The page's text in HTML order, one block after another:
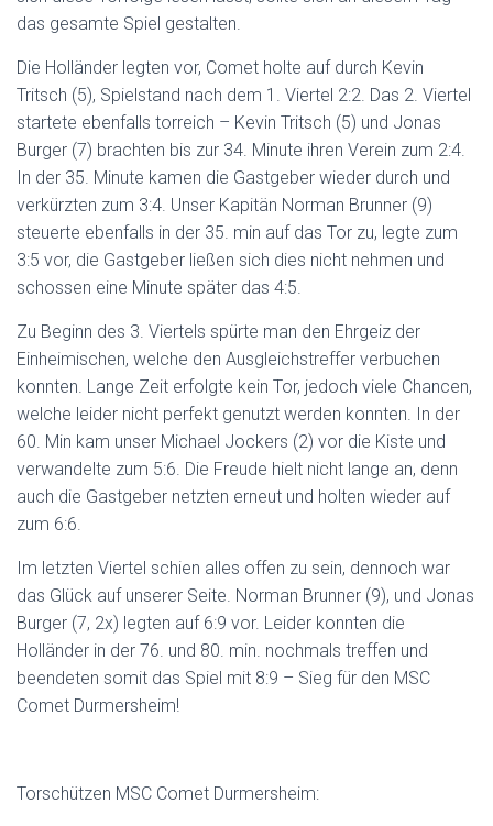
das gesamte Spiel gestalten.
Die Holländer legten vor, Comet holte auf durch Kevin
Tritsch (5), Spielstand nach dem 1. Viertel 2:2. Das 2. Viertel
startete ebenfalls torreich – Kevin Tritsch (5) und Jonas
Burger (7) brachten bis zur 34. Minute ihren Verein zum 2:4.
In der 35. Minute kamen die Gastgeber wieder durch und
verkürzten zum 3:4. Unser Kapitän Norman Brunner (9)
steuerte ebenfalls in der 35. min auf das Tor zu, legte zum
3:5 vor, die Gastgeber ließen sich dies nicht nehmen und
schossen eine Minute später das 4:5.
Zu Beginn des 3. Viertels spürte man den Ehrgeiz der
Einheimischen, welche den Ausgleichstreffer verbuchen
konnten. Lange Zeit erfolgte kein Tor, jedoch viele Chancen,
welche leider nicht perfekt genutzt werden konnten. In der
60. Min kam unser Michael Jockers (2) vor die Kiste und
verwandelte zum 5:6. Die Freude hielt nicht lange an, denn
auch die Gastgeber netzten erneut und holten wieder auf
zum 6:6.
Im letzten Viertel schien alles offen zu sein, dennoch war
das Glück auf unserer Seite. Norman Brunner (9), und Jonas
Burger (7, 2x) legten auf 6:9 vor. Leider konnten die
Holländer in der 76. und 80. min. nochmals treffen und
beendeten somit das Spiel mit 8:9 – Sieg für den MSC
Comet Durmersheim!
Torschützen MSC Comet Durmersheim: